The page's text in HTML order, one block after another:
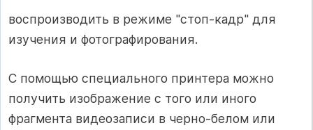
воспроизводить в режиме "стоп-кадр" для
изучения и фотографирования.
С помощью специального принтера можно
получить изображение с того или иного
фрагмента видеозаписи в черно-белом или